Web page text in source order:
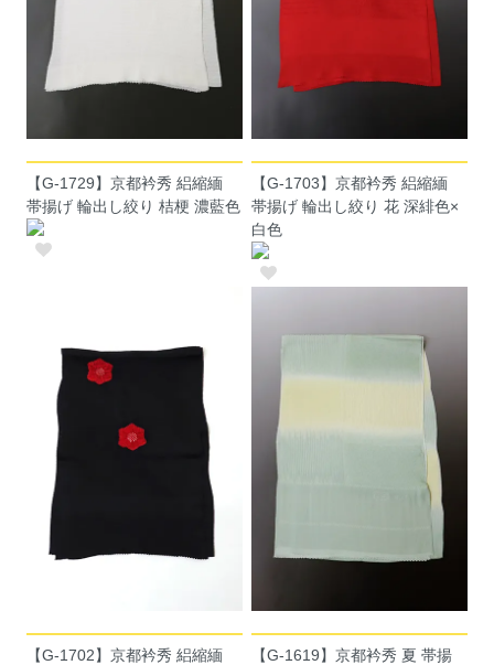
【G-1729】京都衿秀 絽縮緬
帯揚げ 輪出し絞り 桔梗 濃藍色
【G-1703】京都衿秀 絽縮緬
帯揚げ 輪出し絞り 花 深緋色×
白色
【G-1702】京都衿秀 絽縮緬
【G-1619】京都衿秀 夏 帯揚